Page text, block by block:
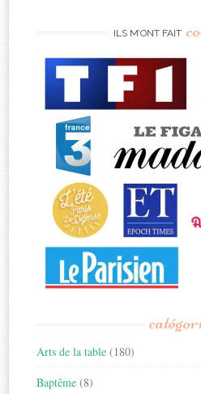
ILS M’ONT FAIT
Arts de la table (180)
Baptême (8)